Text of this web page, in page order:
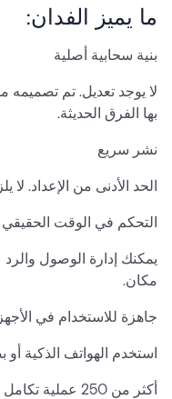
ما يميز الفدان:
بنية سحابية أصلية
لا يوجد تعديل. تم تصميمه
بها الفرق الحديثة.
نشر سريع
الحد الأدنى من الإعداد.
التحكم في الوقت الحقيقي
يمكنك إدارة الوصول
مكان.
جاهزة للاستخدام في
استخدم الهواتف الذكية
أكثر من 250 عملية تكامل